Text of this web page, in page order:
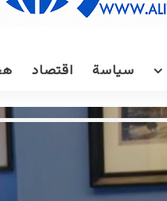
سياسة اقتصاد